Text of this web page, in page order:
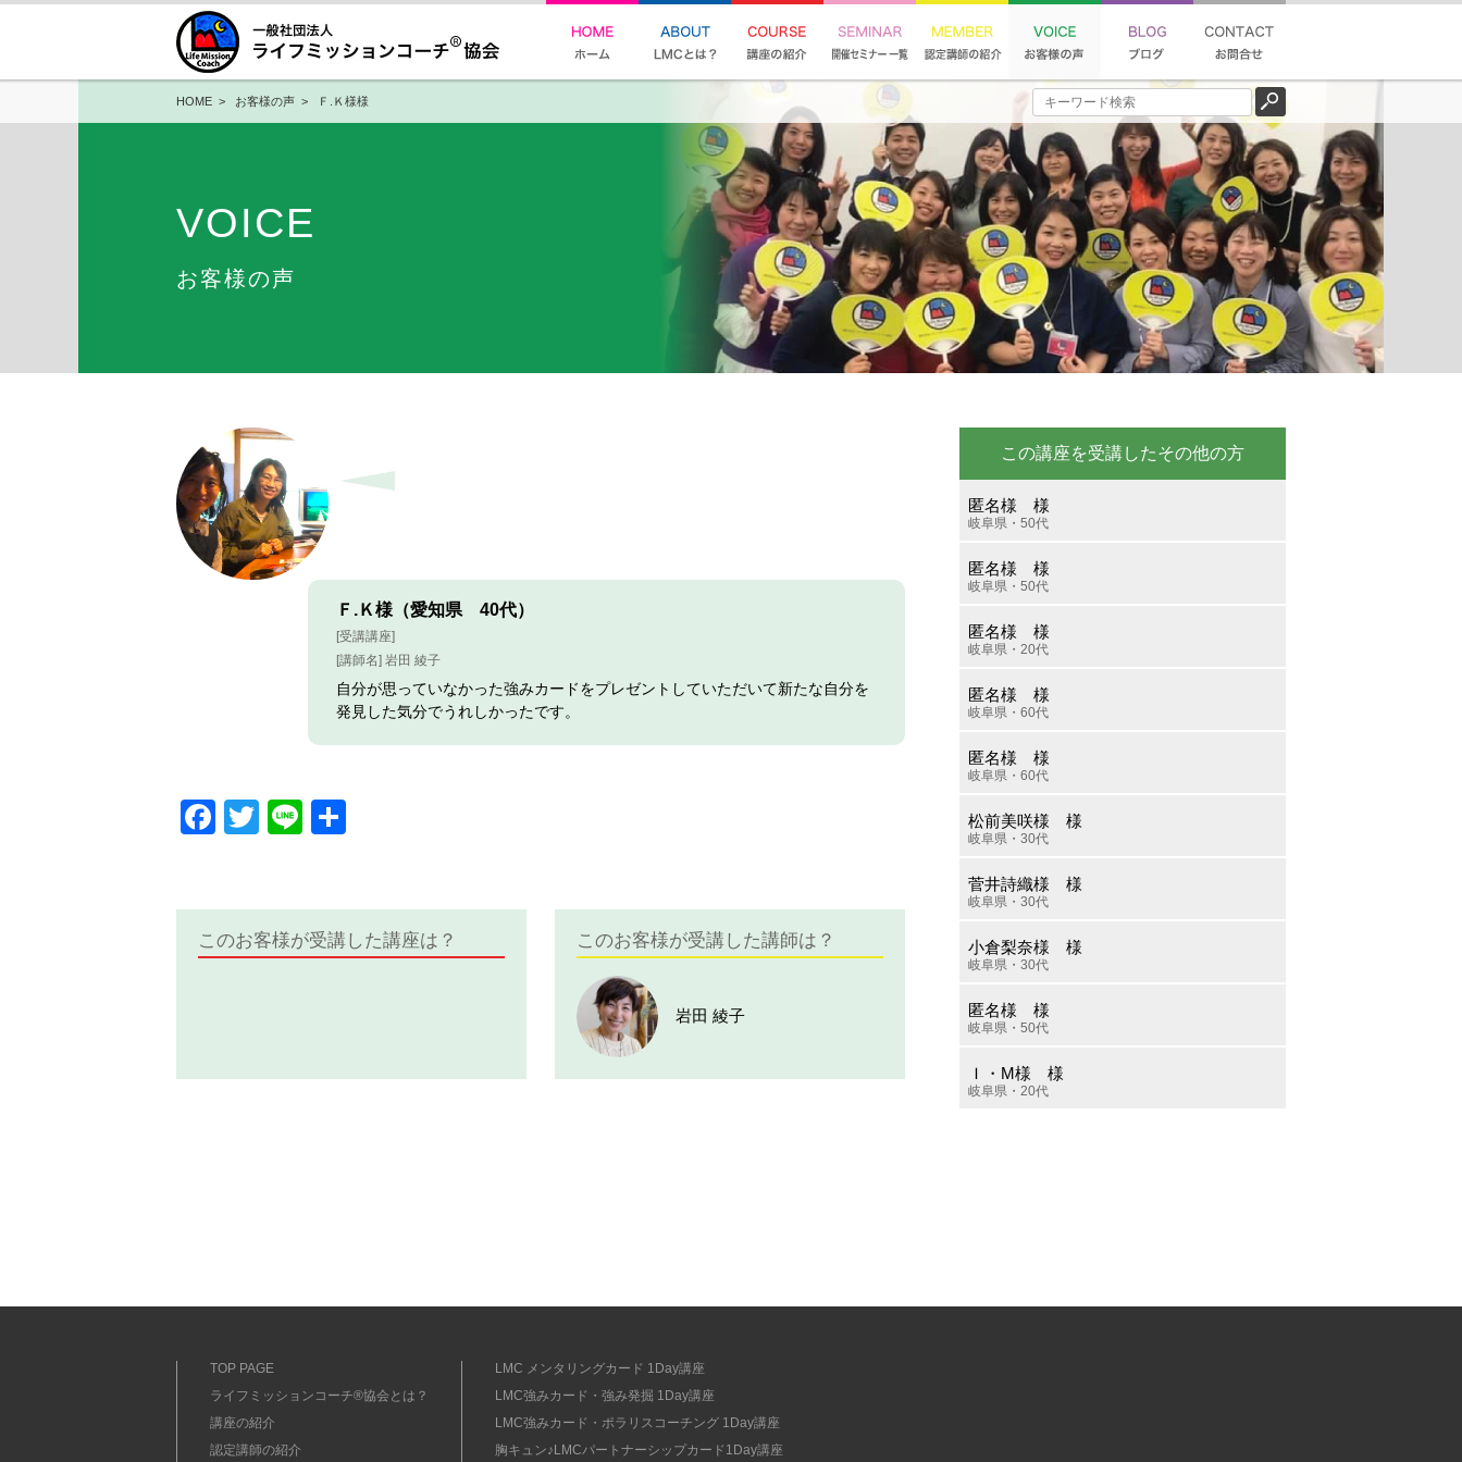
HOME > お客様の声 > Ｆ.Ｋ様様
VOICE
お客様の声
Ｆ.Ｋ様（愛知県 40代）
[受講講座]
[講師名] 岩田 綾子
自分が思っていなかった強みカードをプレゼントしていただいて新たな自分を
発見した気分でうれしかったです。
Facebook
Twitter
Line
このお客様が受講した講座は？ このお客様が受講した講師は？
岩田 綾子
この講座を受講したその他の方
匿名様 様
岐阜県・50代
匿名様 様
岐阜県・50代
匿名様 様
岐阜県・20代
匿名様 様
岐阜県・60代
匿名様 様
岐阜県・60代
松前美咲様 様
岐阜県・30代
菅井詩織様 様
岐阜県・30代
小倉梨奈様 様
岐阜県・30代
匿名様 様
岐阜県・50代
Ｉ・M様 様
岐阜県・20代
TOP PAGE
ライフミッションコーチ®協会とは？
講座の紹介
認定講師の紹介
LMC メンタリングカード 1Day講座
LMC強みカード・強み発掘 1Day講座
LMC強みカード・ポラリスコーチング 1Day講座
胸キュン♪LMCパートナーシップカード1Day講座